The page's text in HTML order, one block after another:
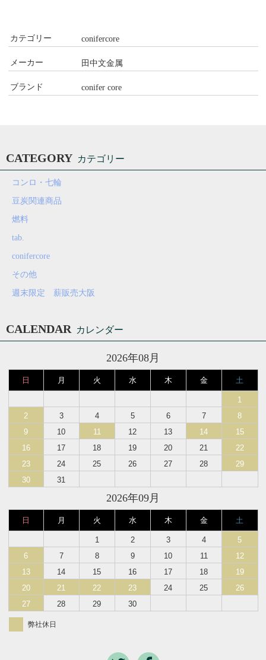
カテゴリー conifercore
メーカー 田中文金属
ブランド conifer core
CATEGORY カテゴリー
コンロ・七輪
豆炭関連商品
燃料
tab.
conifercore
その他
週末限定 薪販売大阪
CALENDAR カレンダー
2026年08月
日 月 火 水 木 金 土
1
2
3 4 5 6 7
8
9
10 11 12 13 14
15
16
17 18 19 20 21
22
23
24 25 26 27 28
29
30
31
2026年09月
日 月 火 水 木 金 土
1 2 3 4
5
6
7 8 9 10 11
12
13
14 15 16 17 18
19
20
21 22 23 24 25
26
27
28 29 30
弊社休日